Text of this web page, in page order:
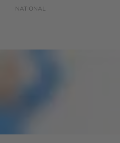
NATIONAL